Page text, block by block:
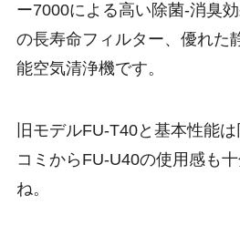
ー7000による高い除菌-消臭
の長寿命フィルター、優れた
能空気清浄機です。
旧モデルFU-T40と基本性能
コミからFU-U40の使用感も
ね。